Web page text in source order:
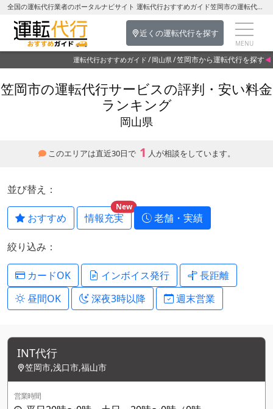
全国の運転代行業者のポータルナビサイト 運転代行おすすめガイド笠岡市の運転代行を探す-岡山県の運転代行
近くの運転代行を探す
運転代行おすすめガイド 岡山県 笠岡市から運転代行を探す
笠岡市の運転代行サービスの評判・安い料金
ランキング
岡山県
このエリアは直近30日で 1 人が相談をしています。
並び替え：
おすすめ 情報充実
New
老舗・実績
絞り込み：
カードOK インボイス発行
長距離
昼間OK
深夜3時以降 週末営業
INT代行
笠岡市,浅口市,福山市
営業時間